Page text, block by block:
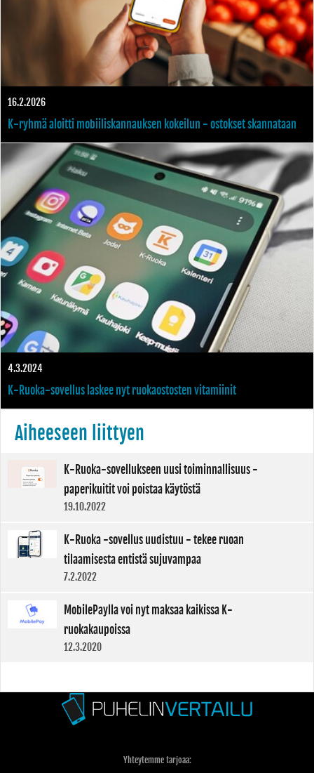
16.2.2026
K-ryhmä aloitti mobiiliskannauksen kokeilun - ostokset skannataan
suoraan mobiilisovelluksella
4.3.2024
K-Ruoka-sovellus laskee nyt ruokaostosten vitamiinit
Aiheeseen liittyen
K-Ruoka-sovellukseen uusi toiminnallisuus -
paperikuitit voi poistaa käytöstä
19.10.2022
K-Ruoka -sovellus uudistuu - tekee ruoan
tilaamisesta entistä sujuvampaa
7.2.2022
MobilePaylla voi nyt maksaa kaikissa K-
ruokakaupoissa
12.3.2020
Yhteytemme tarjoaa: